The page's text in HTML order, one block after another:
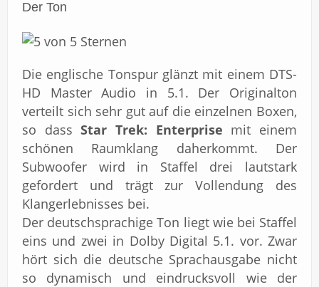
Der Ton
Die englische Tonspur glänzt mit einem DTS-
HD Master Audio in 5.1. Der Originalton
verteilt sich sehr gut auf die einzelnen Boxen,
so dassStar Trek: Enterprise mit einem
schönen Raumklang daherkommt. Der
Subwoofer wird in Staffel drei lautstark
gefordert und trägt zur Vollendung des
Klangerlebnisses bei.
Der deutschsprachige Ton liegt wie bei Staffel
eins und zwei in Dolby Digital 5.1. vor. Zwar
hört sich die deutsche Sprachausgabe nicht
so dynamisch und eindrucksvoll wie der